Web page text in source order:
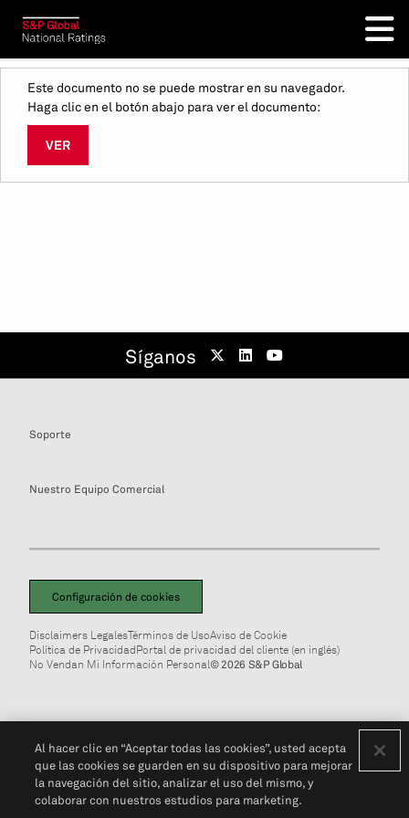
Este documento no se puede mostrar en su navegador.
Haga clic en el botón abajo para ver el documento:
VER
Síganos
Soporte
Nuestro Equipo Comercial
Configuración de cookies
Disclaimers LegalesTérminos de UsoAviso de Cookie
Política de PrivacidadPortal de privacidad del cliente (en inglés)
No Vendan Mi Información Personal© 2026 S&P Global
Al hacer clic en “Aceptar todas las cookies”, usted acepta
que las cookies se guarden en su dispositivo para mejorar
la navegación del sitio, analizar el uso del mismo, y
colaborar con nuestros estudios para marketing.